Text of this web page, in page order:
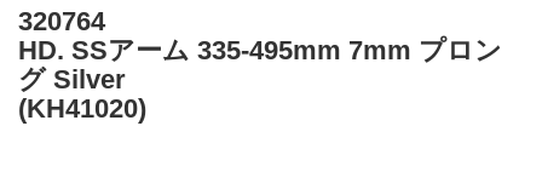
320764
HD. SSアーム 335-495mm 7mm プロン
グ Silver
(KH41020)